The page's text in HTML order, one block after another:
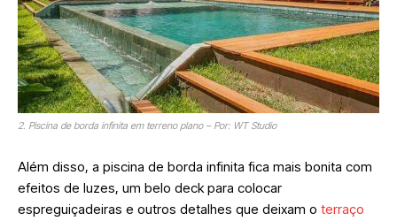
2. Piscina de borda infinita em terreno plano – Por: WT Studio
Além disso, a piscina de borda infinita fica mais bonita com
efeitos de luzes, um belo deck para colocar
espreguiçadeiras e outros detalhes que deixam o terraço